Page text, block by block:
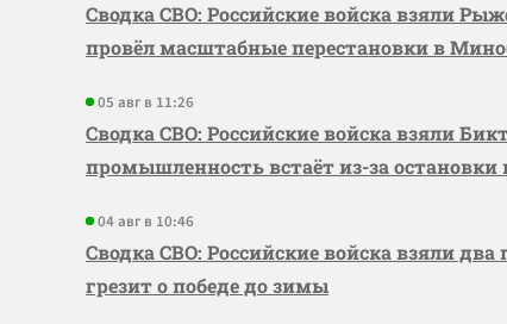
Сводка СВО: Российские войска взяли
провёл масштабные перестановки в
05 авг в 11:26
Сводка СВО: Российские войска взяли
промышленность встаёт из-за остановки
04 авг в 10:46
Сводка СВО: Российские войска взяли
грезит о победе до зимы